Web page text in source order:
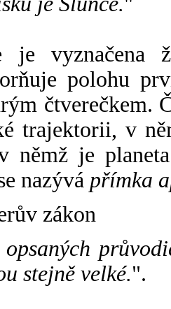
je vyznačena
polohu
čtverečkem.
trajektorii, v
němž je
nazývá přímka
zákon
stejně velké.".